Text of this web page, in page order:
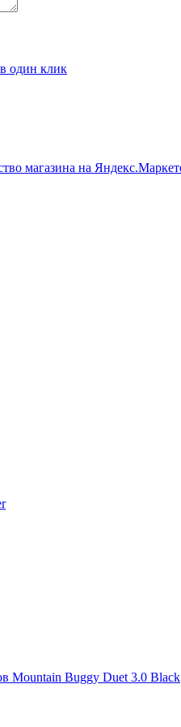
один клик
Mountain Buggy Duet 3.0 Black